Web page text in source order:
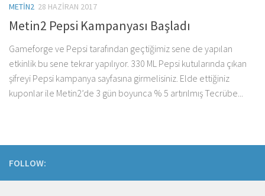
METIN2 28 HAZIRAN 2017
Metin2 Pepsi Kampanyası Başladı
Gameforge ve Pepsi tarafından geçtiğimiz sene de yapılan
etkinlik bu sene tekrar yapılıyor. 330 ML Pepsi kutularında çıkan
şifreyi Pepsi kampanya sayfasına girmelisiniz. Elde ettiğiniz
kuponlar ile Metin2’de 3 gün boyunca % 5 artırılmış Tecrübe...
FOLLOW: